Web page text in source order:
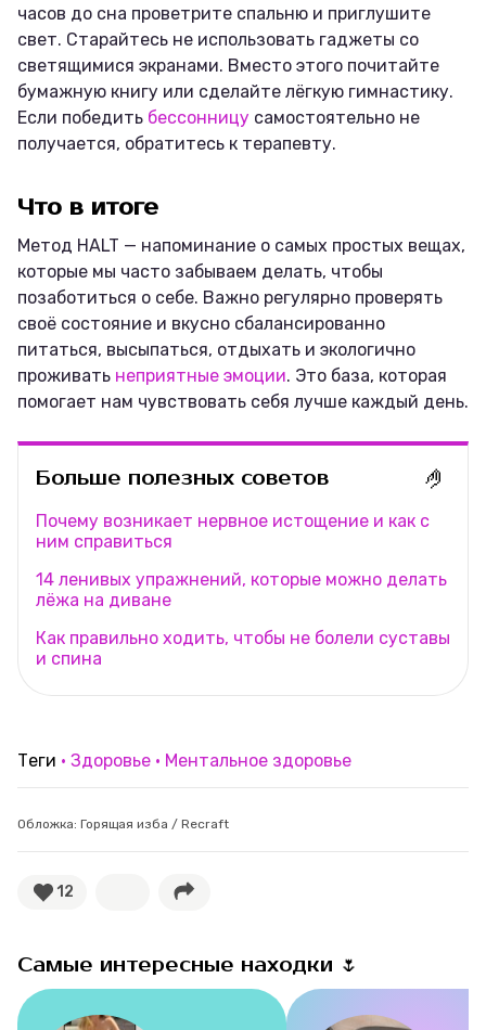
часов до сна проветрите спальню и приглушите
свет. Старайтесь не использовать гаджеты со
светящимися экранами. Вместо этого почитайте
бумажную книгу или сделайте лёгкую гимнастику.
Если победить бессонницу самостоятельно не
получается, обратитесь к терапевту.
Что в итоге
Метод HALT — напоминание о самых простых вещах,
которые мы часто забываем делать, чтобы
позаботиться о себе. Важно регулярно проверять
своё состояние и вкусно сбалансированно
питаться, высыпаться, отдыхать и экологично
проживать неприятные эмоции. Это база, которая
помогает нам чувствовать себя лучше каждый день.
Больше полезных советов 🤌
Почему возникает нервное истощение и как с
ним справиться
14 ленивых упражнений, которые можно делать
лёжа на диване
Как правильно ходить, чтобы не болели суставы
и спина
Теги Здоровье Ментальное здоровье
Обложка: Горящая изба / Recraft
12
Самые интересные находки 🌷